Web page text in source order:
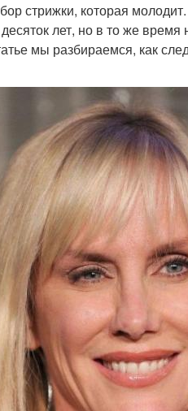
стрижки, которая
лет, но в то же
мы разбираемся, как